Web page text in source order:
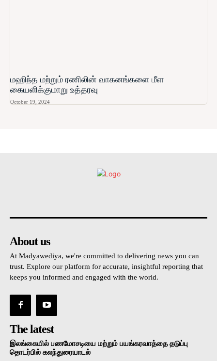
மஹிந்த மற்றும் ரணிலின் வாகனங்களை மீள
கையளிக்குமாறு உத்தரவு
October 19, 2024
About us
At Madyawediya, we're committed to delivering news you can
trust. Explore our platform for accurate, insightful reporting that
keeps you informed and engaged with the world.
The latest
இலங்கையில் பணமோசடியை மற்றும் பயங்கரவாத்தை தடுப்பு
தொடர்பில் கலந்துரையாடல்